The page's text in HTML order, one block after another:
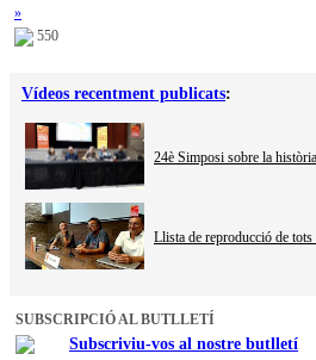
»
550
Vídeos recentment publicats:
24è Simposi sobre la
Llista de reproducció de
SUBSCRIPCIÓ AL BUTLLETÍ
Subscriviu-vos al nostre butlletí